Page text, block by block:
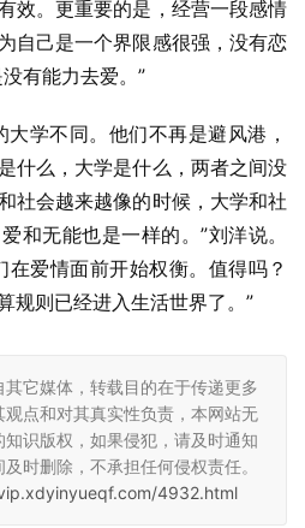
效。更重要的是，经营一段感情
自己是一个界限感很强，没有恋
有能力去爱。”
学不同。他们不再是避风港，
什么，大学是什么，两者之间没
社会越来越像的时候，大学和社
和无能也是一样的。”刘洋说。
在爱情面前开始权衡。值得吗？
规则已经进入生活世界了。”
它媒体，转载目的在于传递更多
点和对其真实性负责，本网站无
识版权，如果侵犯，请及时通知
时删除，不承担任何侵权责任。
4932.html